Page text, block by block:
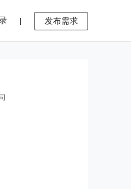
发布需求